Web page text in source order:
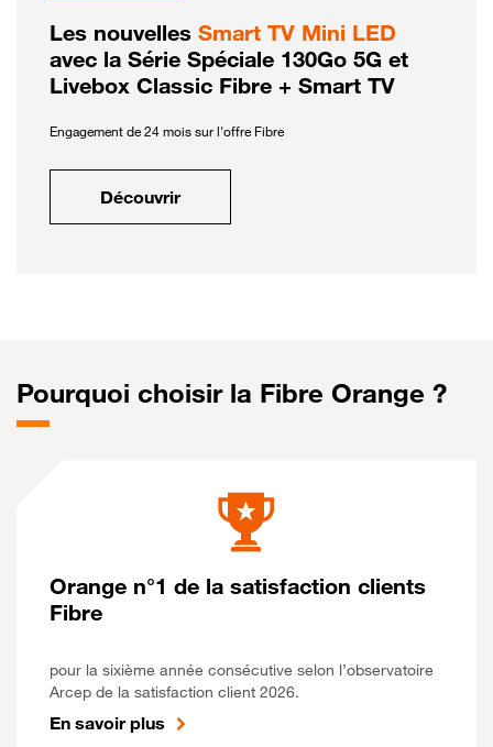
Les nouvelles Smart TV Mini LED
avec la Série Spéciale 130Go 5G et
Livebox Classic Fibre + Smart TV
Engagement de 24 mois sur l'offre Fibre
Découvrir
Pourquoi choisir la Fibre Orange ?
Orange n°1 de la satisfaction clients
Fibre
pour la sixième année consécutive selon l’observatoire
Arcep de la satisfaction client 2026.
En savoir plus